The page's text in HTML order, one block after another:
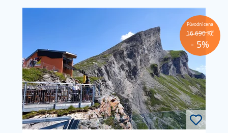
Původní cena
16 690 Kč
- 5%